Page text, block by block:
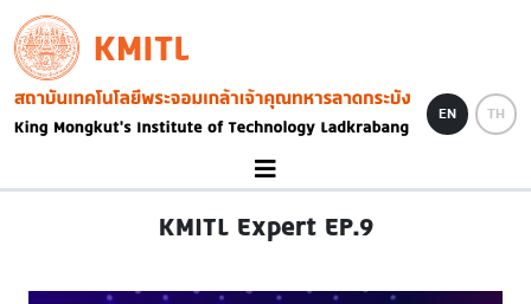
Skip to main content
KMITL
Image
EN TH
KMITL Expert EP.9